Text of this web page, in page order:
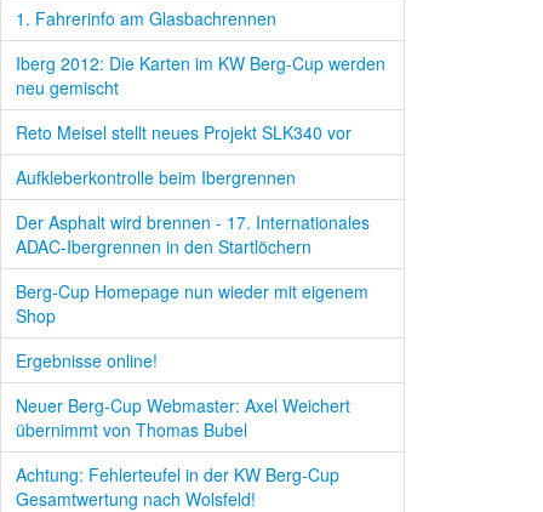
1. Fahrerinfo am Glasbachrennen
Iberg 2012: Die Karten im KW Berg-Cup werden
neu gemischt
Reto Meisel stellt neues Projekt SLK340 vor
Aufkleberkontrolle beim Ibergrennen
Der Asphalt wird brennen - 17. Internationales
ADAC-Ibergrennen in den Startlöchern
Berg-Cup Homepage nun wieder mit eigenem
Shop
Ergebnisse online!
Neuer Berg-Cup Webmaster: Axel Weichert
übernimmt von Thomas Bubel
Achtung: Fehlerteufel in der KW Berg-Cup
Gesamtwertung nach Wolsfeld!